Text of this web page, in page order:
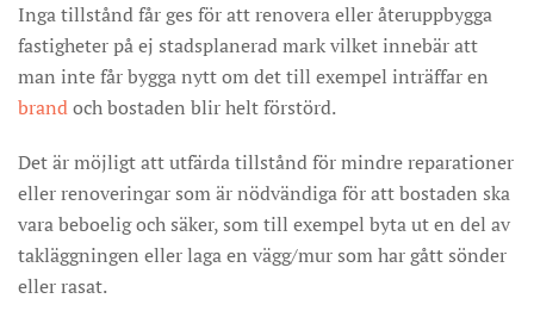
Inga tillstånd får ges för att renovera eller återuppbygga
fastigheter på ej stadsplanerad mark vilket innebär att
man inte får bygga nytt om det till exempel inträffar en
brandoch bostaden blir helt förstörd.
Det är möjligt att utfärda tillstånd för mindre reparationer
eller renoveringar som är nödvändiga för att bostaden ska
vara beboelig och säker, som till exempel byta ut en del av
takläggningen eller laga en vägg/mur som har gått sönder
eller rasat.